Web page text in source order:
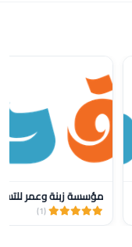
مؤسسة زبنة وعمر
(1)